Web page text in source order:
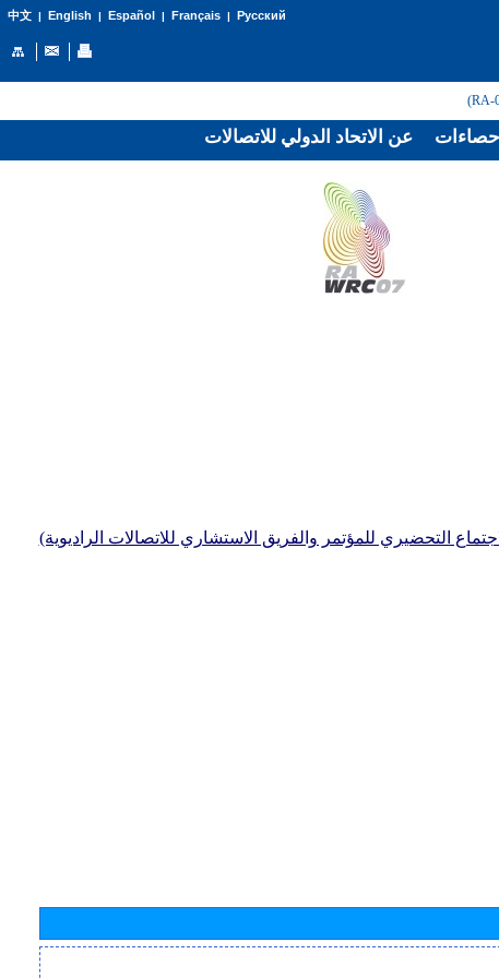
中文| English | Español | Français| Русский
التحضيري للمؤتمر والفريق الاستشاري للاتصالات الراديوية)
عن الاتحاد الدولي للاتصالات